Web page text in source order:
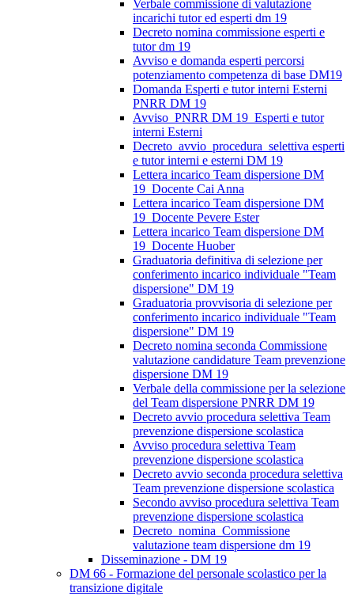
Verbale commissione di valutazione
incarichi tutor ed esperti dm 19
Decreto nomina commissione esperti e
tutor dm 19
Avviso e domanda esperti percorsi
potenziamento competenza di base DM19
Domanda Esperti e tutor interni Esterni
PNRR DM 19
Avviso_PNRR DM 19_Esperti e tutor
interni Esterni
Decreto_avvio_procedura_selettiva esperti
e tutor interni e esterni DM 19
Lettera incarico Team dispersione DM
19_Docente Cai Anna
Lettera incarico Team dispersione DM
19_Docente Pevere Ester
Lettera incarico Team dispersione DM
19_Docente Huober
Graduatoria definitiva di selezione per
conferimento incarico individuale "Team
dispersione" DM 19
Graduatoria provvisoria di selezione per
conferimento incarico individuale "Team
dispersione" DM 19
Decreto nomina seconda Commissione
valutazione candidature Team prevenzione
dispersione DM 19
Verbale della commissione per la selezione
del Team dispersione PNRR DM 19
Decreto avvio procedura selettiva Team
prevenzione dispersione scolastica
Avviso procedura selettiva Team
prevenzione dispersione scolastica
Decreto avvio seconda procedura selettiva
Team prevenzione dispersione scolastica
Secondo avviso procedura selettiva Team
prevenzione dispersione scolastica
Decreto_nomina_Commissione
valutazione team dispersione dm 19
Disseminazione - DM 19
DM 66 - Formazione del personale scolastico per la
transizione digitale